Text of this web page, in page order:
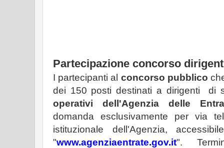
Partecipazione concorso
I partecipanti al concorso pubblico
dei 150 posti destinati a dirigenti di
operativi dell'Agenzia delle
domanda esclusivamente per via
istituzionale dell'Agenzia,
"www.agenziaentrate.gov.it".